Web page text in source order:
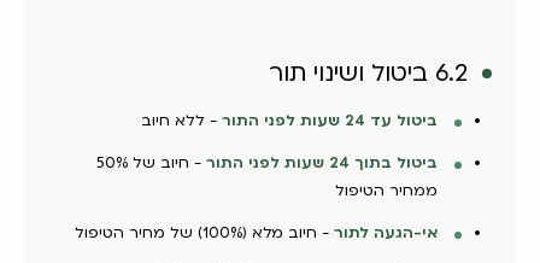
6.2 ביטול ושינוי תור
ביטול עד 24 שעות לפני התור
- ללא חיוב
ביטול בתוך 24 שעות לפני התור
- חיוב של 50%
ממחיר הטיפול
אי-הגעה לתור - חיוב מלא (100%) של מחיר הטיפול